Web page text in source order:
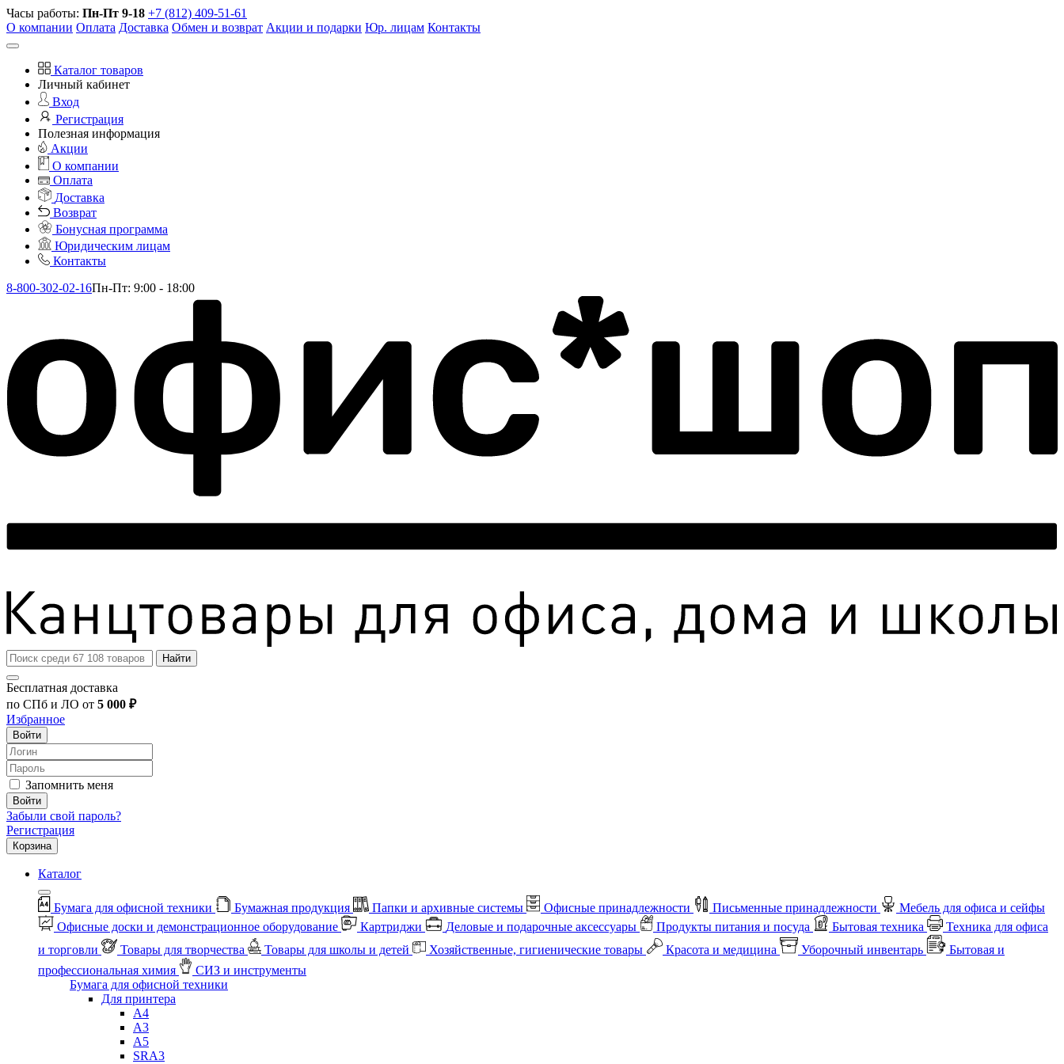
Часы работы: Пн-Пт 9-18 +7 (812) 409-51-61
О компании Оплата Доставка Обмен и возврат Акции и подарки Юр. лицам Контакты
Каталог товаров
Личный кабинет
Вход
Регистрация
Полезная информация
Акции
О компании
Оплата
Доставка
Возврат
Бонусная программа
Юридическим лицам
Контакты
8-800-302-02-16Пн-Пт: 9:00 - 18:00
Найти
Бесплатная доставка
по СПб и ЛО от 5 000 ₽
Избранное
Войти
Запомнить меня
Войти
Забыли свой пароль?
Регистрация
Корзина
Каталог
Бумага для офисной техники Бумажная продукция Папки и архивные системы Офисные принадлежности Письменные принадлежности
Мебель для офиса и сейфы
Офисные доски и демонстрационное оборудование
Картриджи Деловые и подарочные аксессуары Продукты питания и посуда Бытовая техника
Техника для офиса
и торговли
Товары для творчества Товары для школы и детей Хозяйственные, гигиенические товары Красота и медицина Уборочный инвентарь
Бытовая и
профессиональная химия
СИЗ и инструменты
Бумага для офисной техники
Для принтера
А4
А3
А5
SRA3